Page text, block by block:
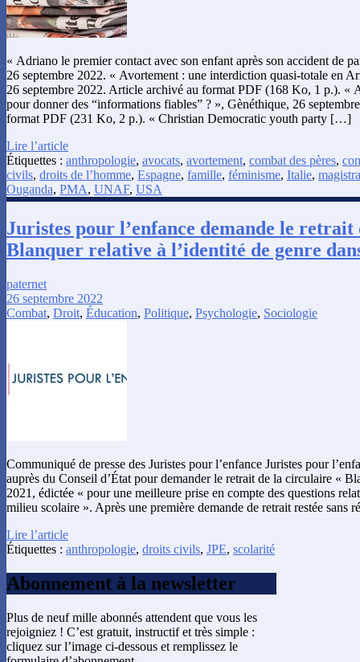
« Adriano le premier contact avec son enfant après son accident de
26 septembre 2022. « Avortement : une interdiction quasi-totale en
26 septembre 2022. Article archivé au format PDF (168 Ko, 1 p.). «
pour donner des “informations fiables” ? », Gènéthique, 26
format PDF (231 Ko, 2 p.). « Christian Democratic youth party […]
Lire l’article
Étiquettes : anthropologie, avocats, avortement, combat des pères,
civils, droits de l’homme, Espagne, famille, féminisme, Italie,
Ouganda, PMA, UNAF, USA
Juristes pour l’enfance demande le
Blanquer relative à l’identité de genre
paternet
26 septembre 2022
Combat, Droit, Éducation, Politique, Psychologie, Sociologie
Communiqué de presse des Juristes pour l’enfance Juristes pour
auprès du Conseil d’État pour demander le retrait de la circulaire «
2021, édictée « pour une meilleure prise en compte des questions
milieu scolaire ». Après une première demande de retrait restée sans
Lire l’article
Étiquettes : anthropologie, droits civils, JPE, scolarité
Abonnement à la newsletter
Plus de neuf mille abonnés attendent que vous les
rejoigniez ! C’est gratuit, instructif et très simple :
cliquez sur l’image ci-dessous et remplissez le